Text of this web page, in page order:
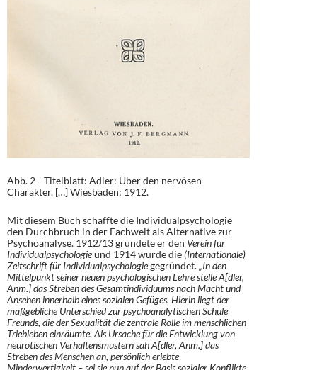
Abb. 2 Titelblatt: Adler: Über den nervösen
Charakter. […] Wiesbaden: 1912.
Mit diesem Buch schaffte die Individualpsychologie
den Durchbruch in der Fachwelt als Alternative zur
Psychoanalyse. 1912/13 gründete er den Verein für
Individualpsychologieund 1914 wurde die(Internationale)
Zeitschrift für Individualpsychologiegegründet.„In den
Mittelpunkt seiner neuen psychologischen Lehre stelle A[dler,
Anm.] das Streben des Gesamtindividuums nach Macht und
Ansehen innerhalb eines sozialen Gefüges. Hierin liegt der
maßgebliche Unterschied zur psychoanalytischen Schule
Freunds, die der Sexualität die zentrale Rolle im menschlichen
Triebleben einräumte. Als Ursache für die Entwicklung von
neurotischen Verhaltensmustern sah A[dler, Anm.] das
Streben des Menschen an, persönlich erlebte